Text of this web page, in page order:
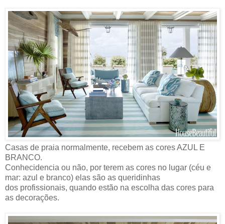
Casas de praia normalmente, recebem as cores AZUL E
BRANCO.
Conhecidencia ou não, por terem as cores no lugar (céu e
mar: azul e branco) elas são as queridinhas
dos profissionais, quando estão na escolha das cores para
as decorações.